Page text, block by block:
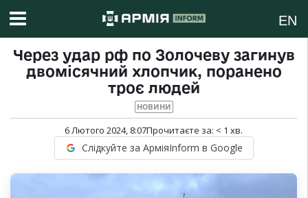
EN
Через удар рф по Золочеву загинув
двомісячний хлопчик, поранено
троє людей
НОВИНИ
6 Лютого 2024, 8:07Прочитаєте за: < 1 хв.
Слідкуйте за АрміяInform в Google